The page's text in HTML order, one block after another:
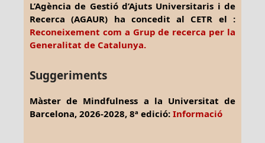
L’Agència de Gestió d’Ajuts Universitaris i de
Recerca (AGAUR) ha concedit al CETR el :
Reconeixement com a Grup de recerca per la
Generalitat de Catalunya.
Suggeriments
Màster de Mindfulness a la Universitat de
Barcelona, 2026-2028, 8ª edició: Informació